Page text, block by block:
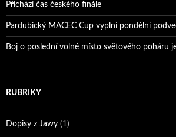
Přichází čas českého finále
Pardubický MACEC Cup vyplní pondělní
Boj o poslední volné místo světového poháru
RUBRIKY
Dopisy z Jawy (1)